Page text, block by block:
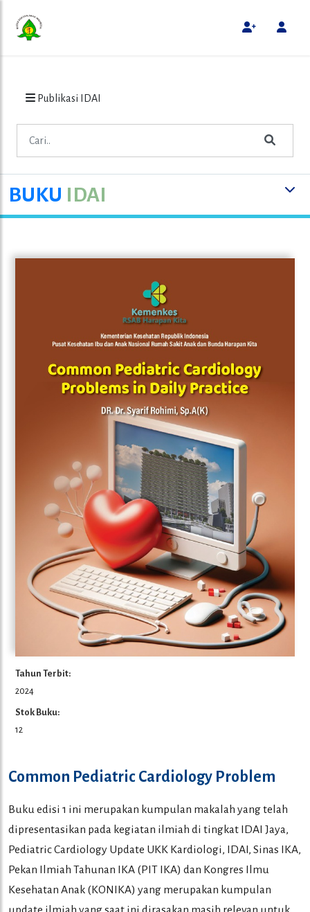
Publikasi IDAI
BUKU IDAI
Tahun Terbit:
2024
Stok Buku:
12
Common Pediatric Cardiology Problem
Buku edisi 1 ini merupakan kumpulan makalah yang telah
dipresentasikan pada kegiatan ilmiah di tingkat IDAI Jaya,
Pediatric Cardiology Update UKK Kardiologi, IDAI, Sinas IKA,
Pekan Ilmiah Tahunan IKA (PIT IKA) dan Kongres Ilmu
Kesehatan Anak (KONIKA) yang merupakan kumpulan